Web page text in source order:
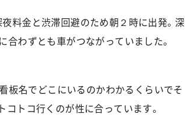
料金と渋滞回避のため朝２時に出発。深
合わずとも車がつながっていました。
板名でどこにいるのかわかるくらいでそ
トコ行くのが性に合っています。